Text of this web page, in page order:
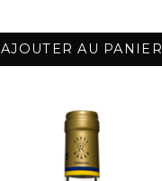
AJOUTER AU PANIER